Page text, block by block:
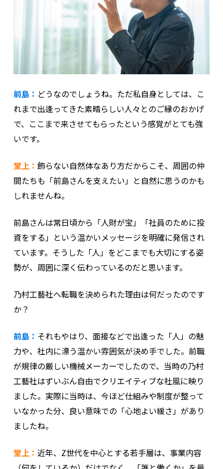
前島： どうなのでしょうね。ただ私自身としては、こ
れまで出逢ってきた素晴らしい人々とのご縁のおかげ
で、ここまで来させてもらったという感覚がとても強
いです。
堂上： 飾らない自然体なあり方だからこそ、周囲の仲
間たちも「前島さんを支えたい」と自然に思うのかも
しれませんね。
前島さんは常日頃から「人財が宝」「社員のために投
資をする」という温かいメッセージを明確に発信され
ています。そうした「人」をどこまでも大切にする姿
勢が、周囲に深く伝わっているのだと思います。
乃村工藝社へ転職を決められた理由は何だったのです
か？
前島： それもやはり、面接などで出逢った「人」の魅
力や、社内に漂う温かい雰囲気が決め手でした。前職
が規律の厳しい機械メーカーでしたので、当時の乃村
工藝社はずいぶん自由でクリエイティブな社風に映り
ました。実際に当時は、今ほど仕組みや制度が整って
いなかった分、良い意味での「心地よい緩さ」があり
ましたね。
堂上： 近年、Z世代を中心とする若手層は、事業内容